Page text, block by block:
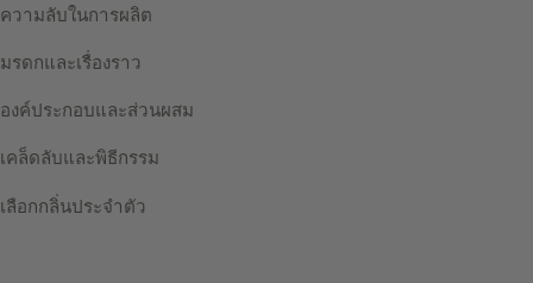
ความลับในการผลิต
มรดกและเรื่องราว
องค์ประกอบและส่วนผสม
เคล็ดลับและพิธีกรรม
เลือกกลิ่นประจำตัว